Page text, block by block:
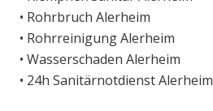
• Rohrbruch Alerheim
• Rohrreinigung Alerheim
• Wasserschaden Alerheim
• 24h Sanitärnotdienst Alerheim